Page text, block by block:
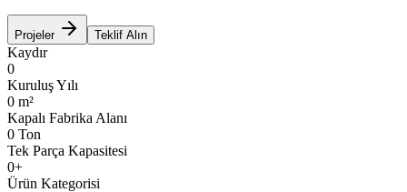
Projeler Teklif Alın
Kaydır
0
Kuruluş Yılı
0 m²
Kapalı Fabrika Alanı
0 Ton
Tek Parça Kapasitesi
0+
Ürün Kategorisi